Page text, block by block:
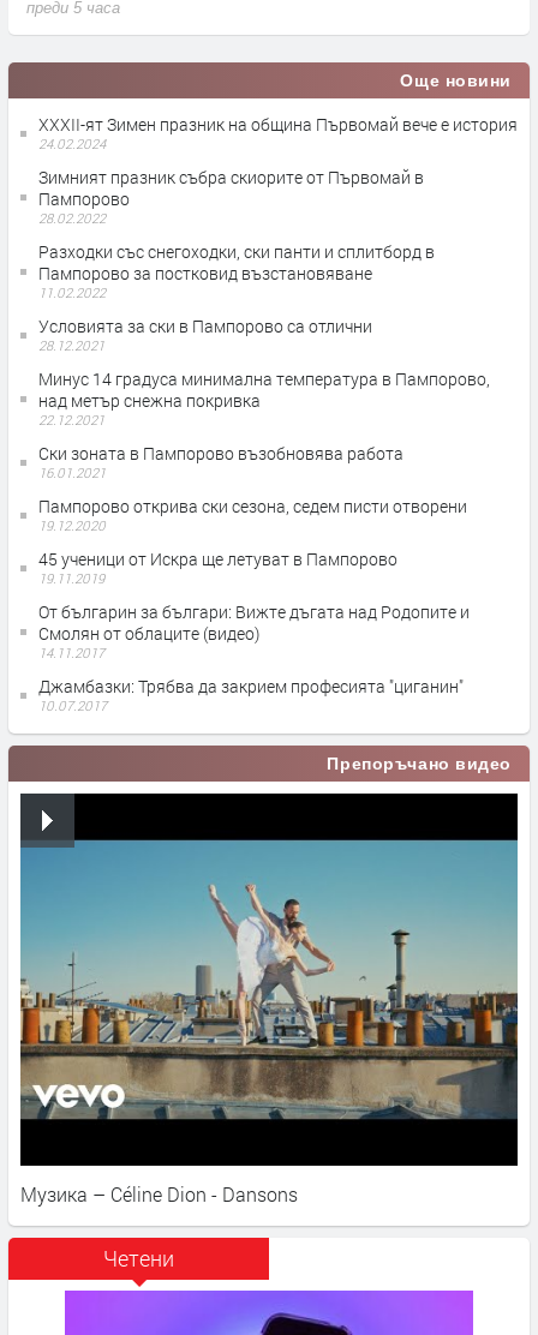
преди 5 часа
Още новини
XXXII-ят Зимен празник на община Първомай вече е история
24.02.2024
Зимният празник събра скиорите от Първомай в
Пампорово
28.02.2022
Разходки със снегоходки, ски панти и сплитборд в
Пампорово за постковид възстановяване
11.02.2022
Условията за ски в Пампорово са отлични
28.12.2021
Минус 14 градуса минимална температура в Пампорово,
над метър снежна покривка
22.12.2021
Ски зоната в Пампорово възобновява работа
16.01.2021
Пампорово открива ски сезона, седем писти отворени
19.12.2020
45 ученици от Искра ще летуват в Пампорово
19.11.2019
Oт българин за българи: Вижте дъгата над Родопите и
Смолян от облаците (видео)
14.11.2017
Джамбазки: Трябва да закрием професията "циганин"
10.07.2017
Препоръчано видео
Музика – Céline Dion - Dansons
Четени